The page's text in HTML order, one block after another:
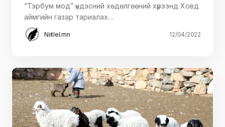
“Тэрбум мод” үндэсний хөдөлгөөний хүрээнд Ховд
аймгийн газар тариалах…
Niitlel.mn 12/04/2022